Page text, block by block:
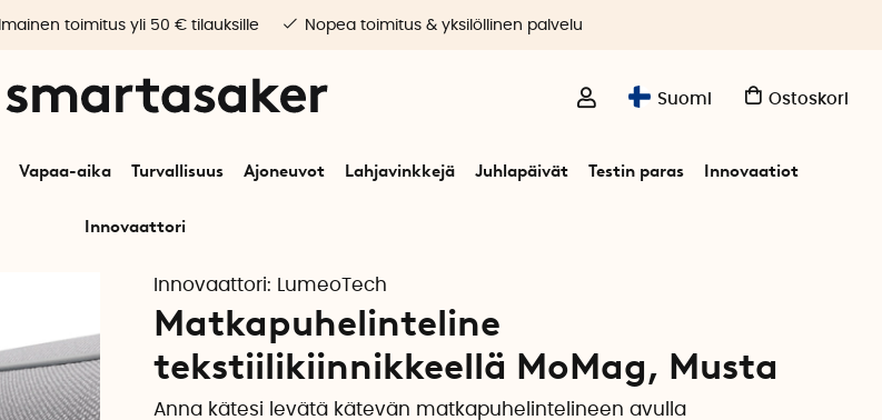
Suomi Ostoskori
Vapaa-aika Turvallisuus Ajoneuvot Lahjavinkkejä Juhlapäivät Testin paras Innovaatiot
Innovaattori
Ilmainen toimitus yli 50 € tilauksille Nopea toimitus & yksilöllinen palvelu
Puhelimen lisävarusteet Matkapuhelinteline tekstiilikiinnikkeellä MoMag
Innovaattori: LumeoTech
Matkapuhelinteline
tekstiilikiinnikkeellä MoMag, Musta
Anna kätesi levätä kätevän matkapuhelintelineen avulla